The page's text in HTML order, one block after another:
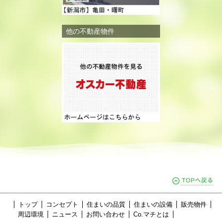
他の不動産物件
トップ コンセプト 住まいの品質 住まいの設備
販売物件
周辺環境
ニュース お問い合わせ Co.マチとは